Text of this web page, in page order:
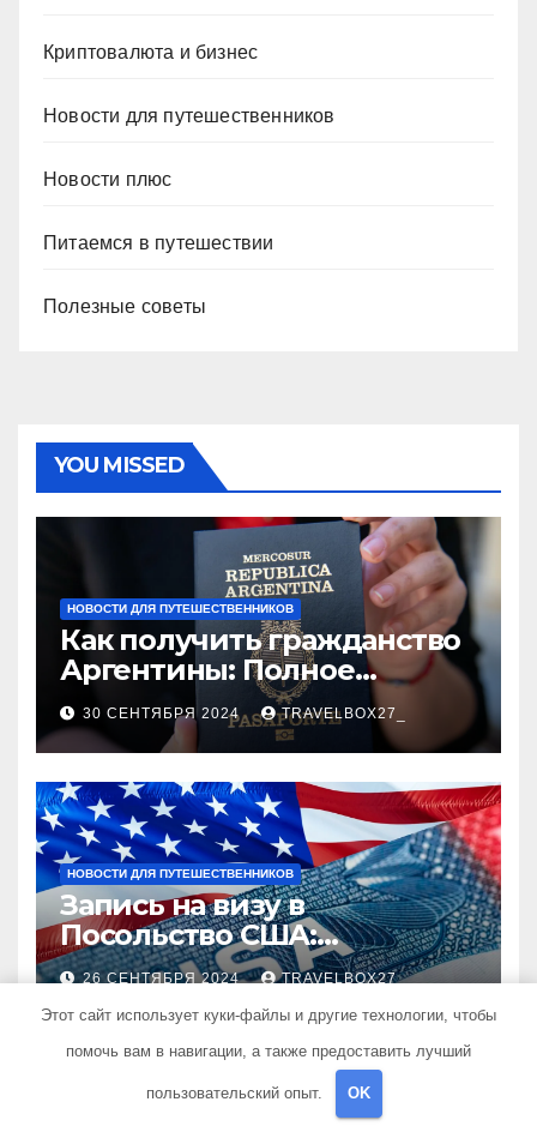
Криптовалюта и бизнес
Новости для путешественников
Новости плюс
Питаемся в путешествии
Полезные советы
YOU MISSED
НОВОСТИ ДЛЯ ПУТЕШЕСТВЕННИКОВ
Как получить гражданство
Аргентины: Полное
руководство
30 СЕНТЯБРЯ 2024 TRAVELBOX27_
НОВОСТИ ДЛЯ ПУТЕШЕСТВЕННИКОВ
Запись на визу в
Посольство США:
Пошаговое руководство
26 СЕНТЯБРЯ 2024 TRAVELBOX27_
Этот сайт использует куки-файлы и другие технологии, чтобы
помочь вам в навигации, а также предоставить лучший
пользовательский опыт. OK